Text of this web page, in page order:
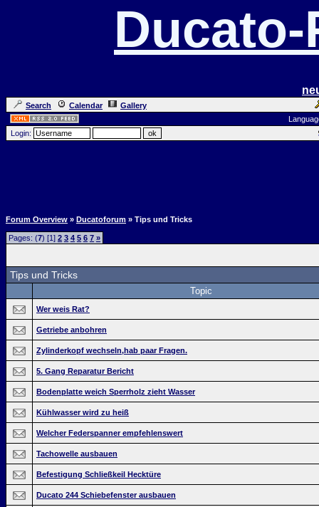
Search Calendar
Gallery
Login:
Forum Overview » Ducatoforum » Tips und Tricks
Pages: (7) [1] 2 3 4 5 6 7 »
Tips und Tricks
Topic
Wer weis Rat?
Getriebe anbohren
Zylinderkopf wechseln,hab paar Fragen.
5. Gang Reparatur Bericht
Bodenplatte weich Sperrholz zieht Wasser
Kühlwasser wird zu heiß
Welcher Federspanner empfehlenswert
Tachowelle ausbauen
Befestigung Schließkeil Hecktüre
Ducato 244 Schiebefenster ausbauen